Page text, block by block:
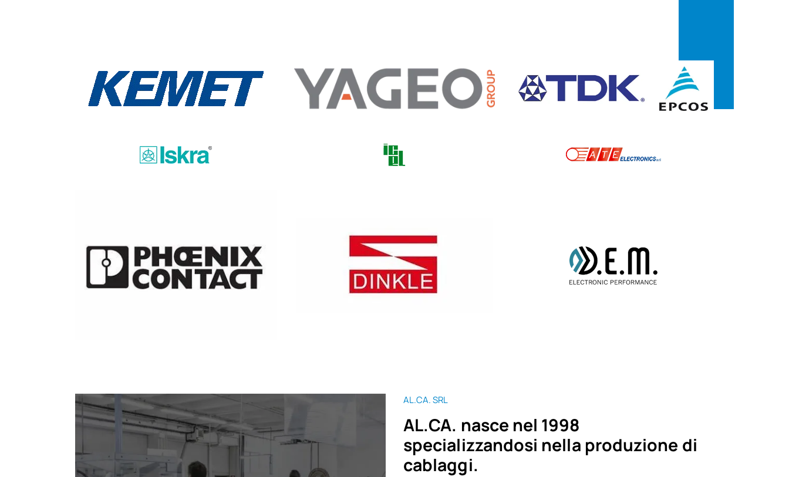
AL.CA. SRL
AL.CA. nasce nel 1998
specializzandosi nella produzione di
cablaggi.